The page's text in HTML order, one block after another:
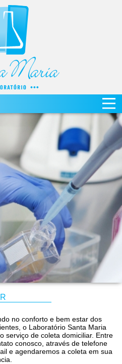
no conforto e bem estar dos
o Laboratório Santa Maria
serviço de coleta domiciliar. Entre
conosco, através de telefone
e agendaremos a coleta em sua